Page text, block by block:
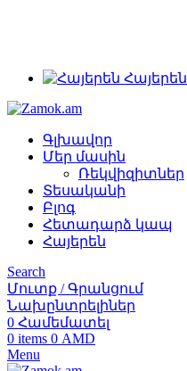
Հայերեն
Գլխավոր
Մեր մասին
Ռեկվիզիտներ
Տեսականի
Բլոգ
Հետադարձ կապ
Հայերեն
Search
Մուտք / Գրանցում
Նախընտրելիներ
0 Համեմատել
0 items 0 AMD
Menu